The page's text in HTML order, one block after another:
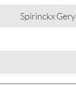
Spirinckx Gery